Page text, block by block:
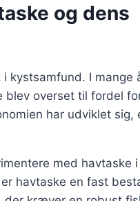
og dens
kystsamfund. I mange
blev overset til fordel
har udviklet sig,
med havtaske
havtaske en fast